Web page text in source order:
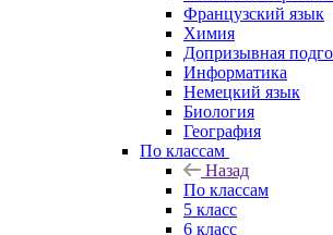
Французский язык
Химия
Допризывная
Информатика
Немецкий язык
Биология
География
По классам
Назад
По классам
5 класс
6 класс